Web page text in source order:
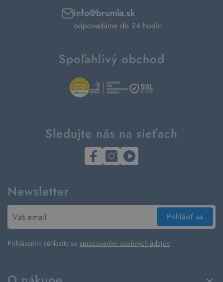
info@brumla.sk
odpovedáme do 24 hodín
Spoľahlivý obchod
Sledujte nás na sieťach
Newsletter
Prihlásiť sa
Prihlásením súhlasíte so spracovaním osobných údajov